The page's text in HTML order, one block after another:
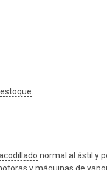
estoque.
normal al ástil y